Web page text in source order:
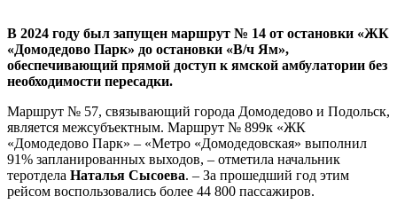
В 2024 году был запущен маршрут № 14 от остановки «ЖК
«Домодедово Парк» до остановки «В/ч Ям»,
обеспечивающий прямой доступ к ямской амбулатории без
необходимости пересадки.
Маршрут № 57, связывающий города Домодедово и Подольск,
является межсубъектным. Маршрут № 899к «ЖК
«Домодедово Парк» – «Метро «Домодедовская» выполнил
91% запланированных выходов, – отметила начальник
теротдела Наталья Сысоева. – За прошедший год этим
рейсом воспользовались более 44 800 пассажиров.